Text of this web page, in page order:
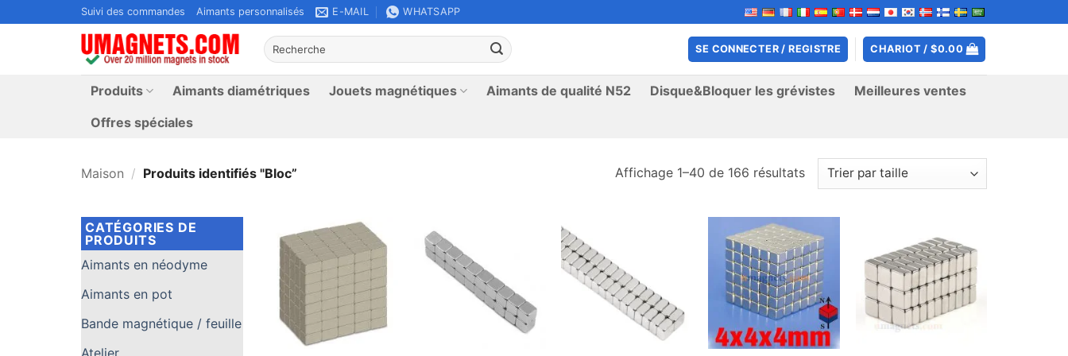
au
Suivi des commandes Aimants personnalisés E-MAIL WHATSAPP
Rechercher:
SE CONNECTER / REGISTRE CHARIOT /$0.00
Produits Aimants diamétriques Jouets magnétiques Aimants de qualité N52 Disque&Bloquer les grévistes
Meilleures ventes
Offres spéciales
Maison / Produits identifiés "Bloc” Affichage 1–40 de 166 résultats
CATÉGORIES DE
PRODUITS
Aimants en néodyme
Aimants en pot
Bande magnétique / feuille
Atelier